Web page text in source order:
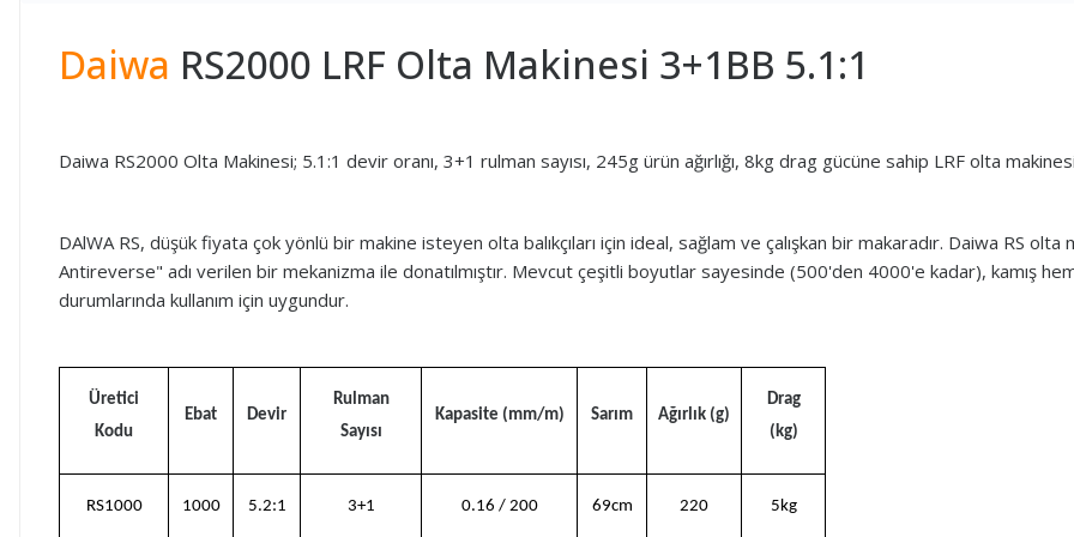
Daiwa RS2000 LRF Olta Makinesi 3+1BB 5.1:1
Daiwa RS2000 Olta Makinesi; 5.1:1 devir oranı, 3+1 rulman sayısı, 245g ürün ağırlığı, 8kg drag gücüne sahip LRF olta
DAlWA RS, düşük fiyata çok yönlü bir makine isteyen olta balıkçıları için ideal, sağlam ve çalışkan bir makaradır. Daiwa RS
Аntіrеvеrѕе" adı verilen bir mekanizma ile donatılmıştır. Mevcut çeşitli boyutlar sayesinde (500'den 4000'e kadar), kamış
durumlarında kullanım için uygundur.
Üretici
Kodu
Ebat Devir
Rulman
Sayısı
Kapasite (mm/m) Sarım Ağırlık (g)
Drag
(kg)
RS1000 1000 5.2:1 3+1 0.16 / 200 69cm 220 5kg